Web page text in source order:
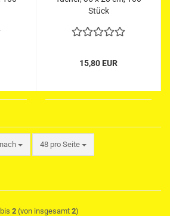
Stück
15,80 EUR
48 pro Seite
pro Seite
bis 2 (von insgesamt 2)